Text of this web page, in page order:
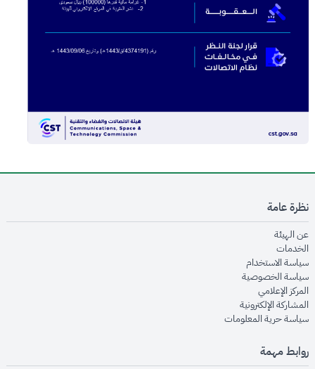
نظرة عامة
عن الهيئةopens in new window
الخدماتopens in new window
سياسة الاستخدام
سياسة الخصوصيةopens in new window
المركز الإعلاميopens in new window
المشاركة الإلكترونيةopens in new window
سياسة حرية المعلوماتopens in new window
روابط مهمة